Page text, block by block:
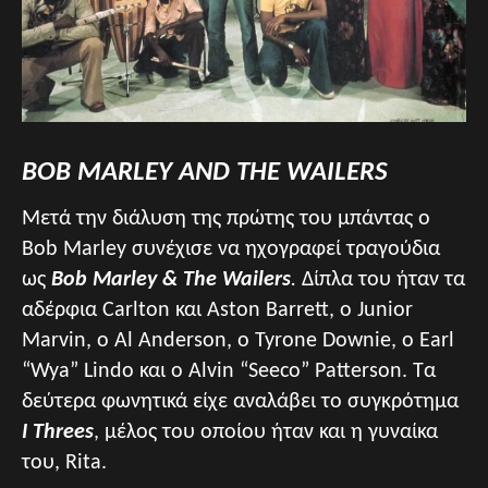
BOB MARLEY AND THE WAILERS
Μετά την διάλυση της πρώτης του μπάντας ο
Bob Marley συνέχισε να ηχογραφεί τραγούδια
ως Bob Marley & The Wailers. Δίπλα του ήταν τα
αδέρφια Carlton και Aston Barrett, ο Junior
Marvin, ο Al Anderson, ο Tyrone Downie, ο Earl
“Wya” Lindo και ο Alvin “Seeco” Patterson. Τα
δεύτερα φωνητικά είχε αναλάβει το συγκρότημα
I Threes, μέλος του οποίου ήταν και η γυναίκα
του, Rita.